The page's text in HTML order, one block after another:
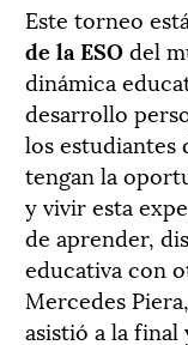
Este torneo
de la ESOdel
dinámica
desarrollo
los estudiantes
tengan la
y vivir esta
de aprender,
educativa con
Mercedes
asistió a la